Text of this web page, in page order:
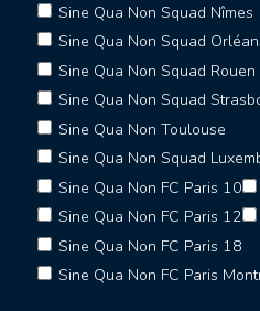
Sine Qua Non Squad Nîmes
Sine Qua Non Squad
Sine Qua Non Squad Rouen
Sine Qua Non Squad
Sine Qua Non Toulouse
Sine Qua Non Squad
Sine Qua Non FC Paris 10
Sine Qua Non FC Paris 12
Sine Qua Non FC Paris 18
Sine Qua Non FC Paris